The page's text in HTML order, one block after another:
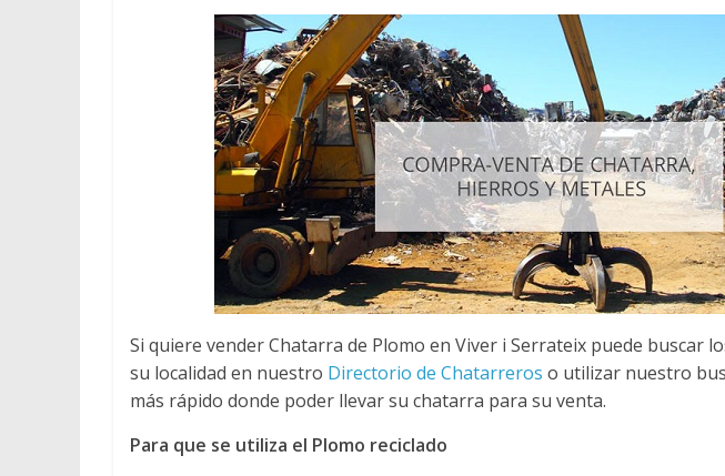
Si quiere vender Chatarra de Plomo en Viver i Serrateix puede buscar
su localidad en nuestro Directorio de Chatarreros o utilizar nuestro
más rápido donde poder llevar su chatarra para su venta.
Para que se utiliza el Plomo reciclado